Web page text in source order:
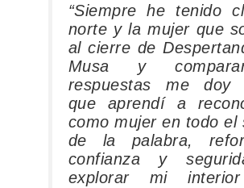
“Siempre he tenido
norte y la mujer que
al cierre de
Musa y
respuestas me doy
que aprendí a
como mujer en todo el
de la palabra,
confianza y
explorar mi